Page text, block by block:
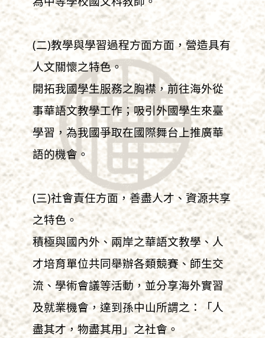
(二)教學與學習過程方面方面，營造具有
人文關懷之特色。
開拓我國學生服務之胸襟，前往海外從
事華語文教學工作；吸引外國學生來臺
學習，為我國爭取在國際舞台上推廣華
語的機會。
(三)社會責任方面，善盡人才、資源共享
之特色。
積極與國內外、兩岸之華語文教學、人
才培育單位共同舉辦各類競賽、師生交
流、學術會議等活動，並分享海外實習
及就業機會，達到孫中山所謂之：「人
盡其才，物盡其用」之社會。